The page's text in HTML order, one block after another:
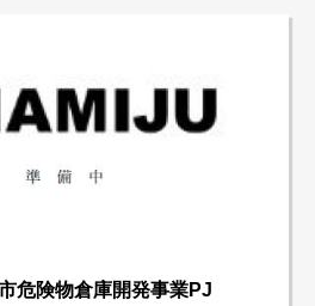
危険物倉庫開発事業PJ